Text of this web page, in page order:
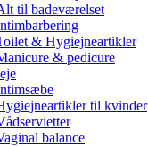
til badeværelset
& Hygiejneartikler
& pedicure
til kvinder
balance